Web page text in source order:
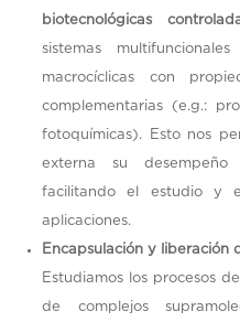
biotecnológicas
sistemas
macrocíclicas con
complementarias (e.g.:
fotoquímicas). Esto nos
externa su desempeño
facilitando el estudio y
aplicaciones.
Encapsulación y liberación
Estudiamos los procesos
de complejos